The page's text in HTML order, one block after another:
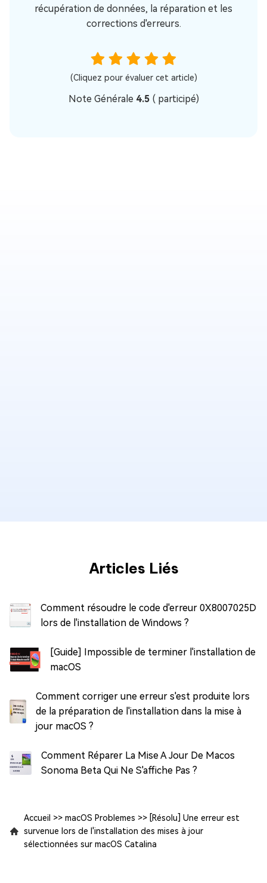
récupération de données, la réparation et les
corrections d'erreurs.
(Cliquez pour évaluer cet article)
Note Générale 4.5 (participé)
Articles Liés
Comment résoudre le code d'erreur 0X8007025D
lors de l'installation de Windows ?
[Guide] Impossible de terminer l'installation de
macOS
Comment corriger une erreur s'est produite lors
de la préparation de l'installation dans la mise à
jour macOS ?
Comment Réparer La Mise A Jour De Macos
Sonoma Beta Qui Ne S'affiche Pas ?
Accueil >> macOS Problemes >>
[Résolu] Une erreur est
survenue lors de l'installation des mises à jour
sélectionnées sur macOS Catalina